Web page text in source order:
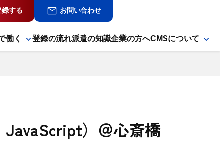
録する お問い合わせ
働く 登録の流れ派遣の知識企業の方へCMSについて
JavaScript）＠心斎橋